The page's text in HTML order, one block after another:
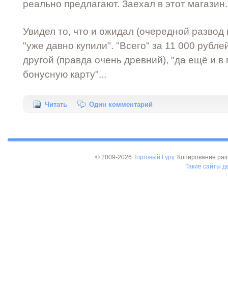
реально предлагают. Заехал в этот магазин.
Увидел то, что и ожидал (очередной развод
"уже давно купили". "Всего" за 11 000
другой (правда очень древний), "да ещё и в
бонусную карту"...
Читать Один комментарий
© 2009-2026 Торговый Гуру. Копирование
Такие сайты